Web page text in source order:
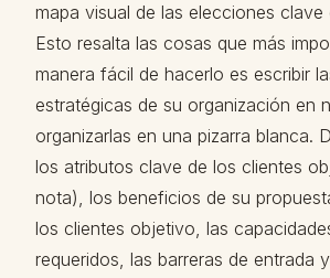
mapa visual de las elecciones clave
Esto resalta las cosas que más
manera fácil de hacerlo es escribir
estratégicas de su organización en
organizarlas en una pizarra blanca.
los atributos clave de los clientes
nota), los beneficios de su
los clientes objetivo, las
requeridos, las barreras de entrada